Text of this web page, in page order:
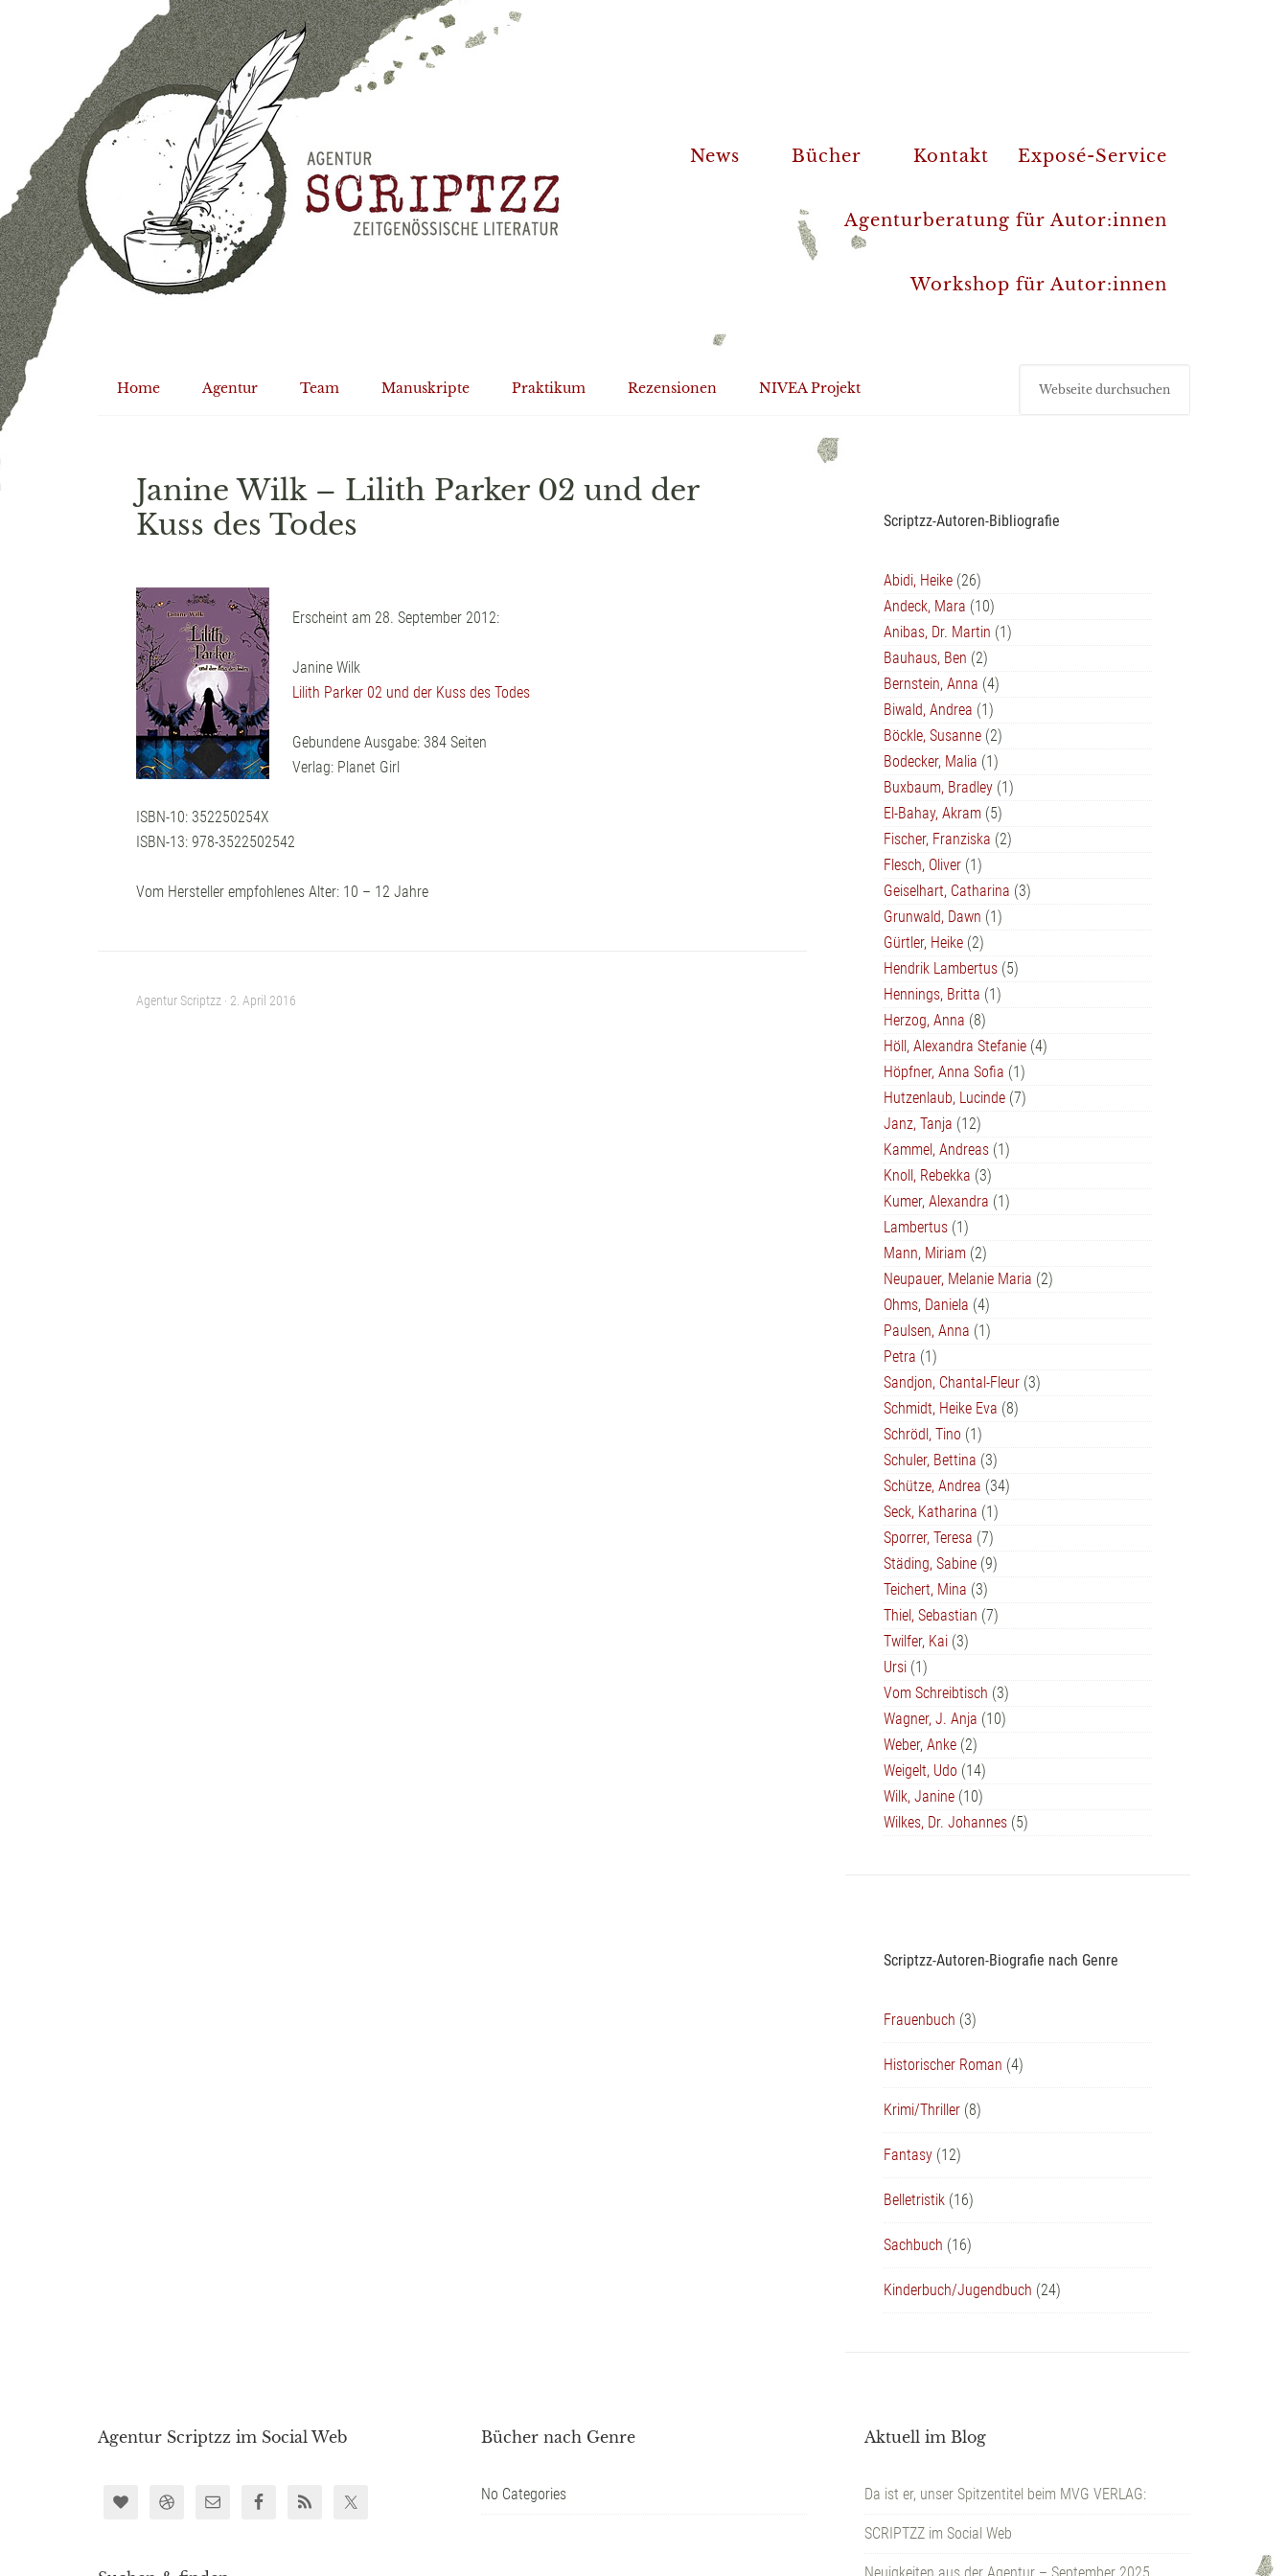
News Bücher Kontakt Exposé-Service
Agenturberatung für Autor:innen
Workshop für Autor:innen
Home Agentur Team Manuskripte Praktikum Rezensionen NIVEA Projekt
Janine Wilk – Lilith Parker 02 und der
Kuss des Todes
Erscheint am 28. September 2012:
Janine Wilk
Lilith Parker 02 und der Kuss des Todes
Gebundene Ausgabe: 384 Seiten
Verlag: Planet Girl
ISBN-10: 352250254X
ISBN-13: 978-3522502542
Vom Hersteller empfohlenes Alter: 10 – 12 Jahre
Agentur Scriptzz · 2. April 2016
Scriptzz-Autoren-Bibliografie
Abidi, Heike (26)
Andeck, Mara (10)
Anibas, Dr. Martin (1)
Bauhaus, Ben (2)
Bernstein, Anna (4)
Biwald, Andrea (1)
Böckle, Susanne (2)
Bodecker, Malia (1)
Buxbaum, Bradley (1)
El-Bahay, Akram (5)
Fischer, Franziska (2)
Flesch, Oliver (1)
Geiselhart, Catharina (3)
Grunwald, Dawn (1)
Gürtler, Heike (2)
Hendrik Lambertus (5)
Hennings, Britta (1)
Herzog, Anna (8)
Höll, Alexandra Stefanie (4)
Höpfner, Anna Sofia (1)
Hutzenlaub, Lucinde (7)
Janz, Tanja (12)
Kammel, Andreas (1)
Knoll, Rebekka (3)
Kumer, Alexandra (1)
Lambertus (1)
Mann, Miriam (2)
Neupauer, Melanie Maria (2)
Ohms, Daniela (4)
Paulsen, Anna (1)
Petra (1)
Sandjon, Chantal-Fleur (3)
Schmidt, Heike Eva (8)
Schrödl, Tino (1)
Schuler, Bettina (3)
Schütze, Andrea (34)
Seck, Katharina (1)
Sporrer, Teresa (7)
Städing, Sabine (9)
Teichert, Mina (3)
Thiel, Sebastian (7)
Twilfer, Kai (3)
Ursi (1)
Vom Schreibtisch (3)
Wagner, J. Anja (10)
Weber, Anke (2)
Weigelt, Udo (14)
Wilk, Janine (10)
Wilkes, Dr. Johannes (5)
Scriptzz-Autoren-Biografie nach Genre
Frauenbuch (3)
Historischer Roman (4)
Krimi/Thriller (8)
Fantasy (12)
Belletristik (16)
Sachbuch (16)
Kinderbuch/Jugendbuch (24)
Agentur Scriptzz im Social Web Bücher nach Genre
No Categories
Aktuell im Blog
Da ist er, unser Spitzentitel beim MVG VERLAG:
SCRIPTZZ im Social Web